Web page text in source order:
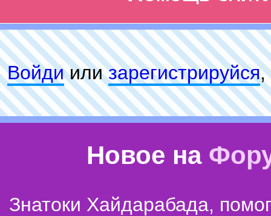
Войдиилизарeгиcтpируйся,
Новое на
Знатоки Хайдарабада,